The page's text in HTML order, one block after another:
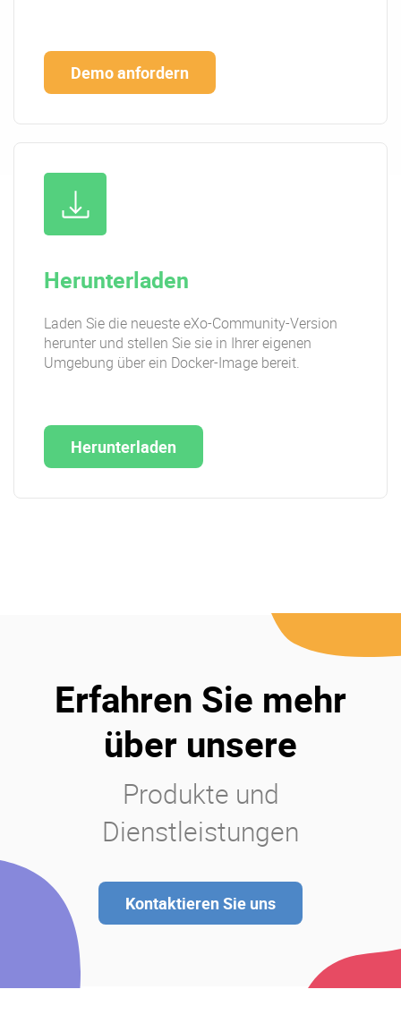
Demo anfordern
Herunterladen
Laden Sie die neueste eXo-Community-Version
herunter und stellen Sie sie in Ihrer eigenen
Umgebung über ein Docker-Image bereit.
Herunterladen
Erfahren Sie mehr
über unsere
Produkte und
Dienstleistungen
Kontaktieren Sie uns